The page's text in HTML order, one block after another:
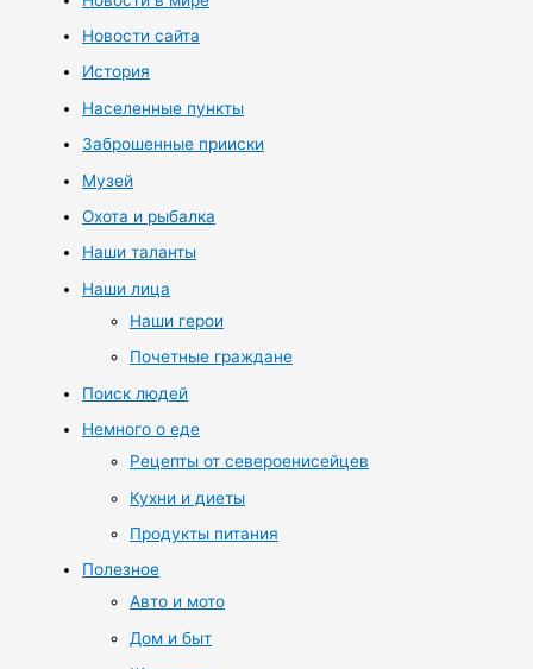
Новости сайта
История
Населенные пункты
Заброшенные прииски
Музей
Охота и рыбалка
Наши таланты
Наши лица
Наши герои
Почетные граждане
Поиск людей
Немного о еде
Рецепты от североенисейцев
Кухни и диеты
Продукты питания
Полезное
Авто и мото
Дом и быт